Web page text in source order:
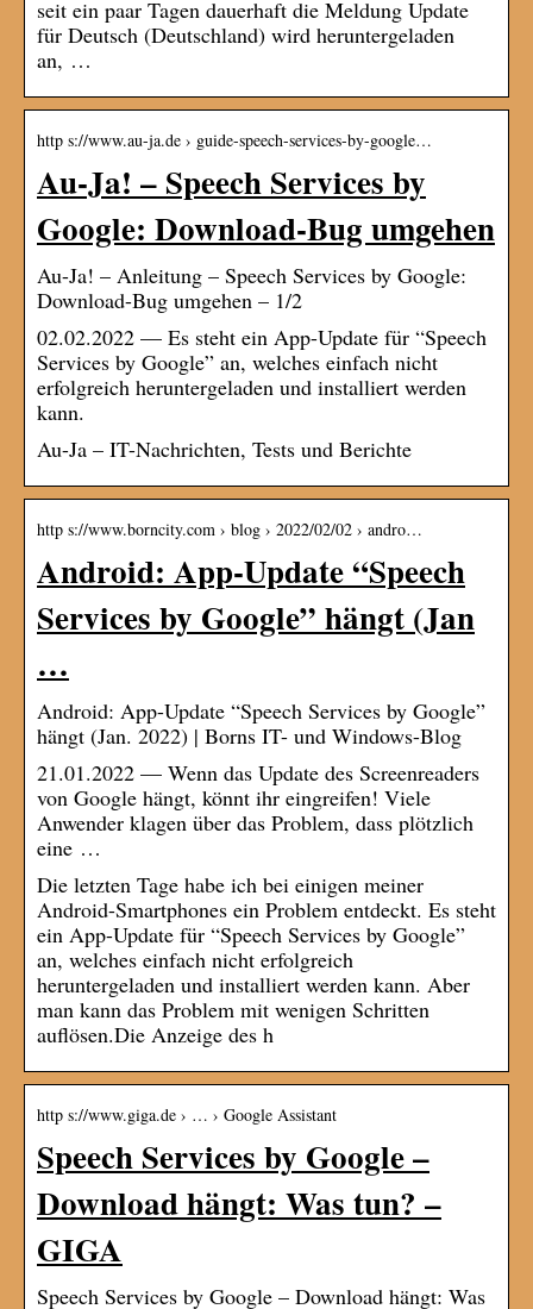
seit ein paar Tagen dauerhaft die Meldung Update
für Deutsch (Deutschland) wird heruntergeladen
an, …
http s://www.au-ja.de › guide-speech-services-by-google…
Au-Ja! – Speech Services by
Google: Download-Bug umgehen
Au-Ja! – Anleitung – Speech Services by Google:
Download-Bug umgehen – 1/2
02.02.2022 — Es steht ein App-Update für “Speech
Services by Google” an, welches einfach nicht
erfolgreich heruntergeladen und installiert werden
kann.
Au-Ja – IT-Nachrichten, Tests und Berichte
http s://www.borncity.com › blog › 2022/02/02 › andro…
Android: App-Update “Speech
Services by Google” hängt (Jan
…
Android: App-Update “Speech Services by Google”
hängt (Jan. 2022) | Borns IT- und Windows-Blog
21.01.2022 — Wenn das Update des Screenreaders
von Google hängt, könnt ihr eingreifen! Viele
Anwender klagen über das Problem, dass plötzlich
eine …
Die letzten Tage habe ich bei einigen meiner
Android-Smartphones ein Problem entdeckt. Es steht
ein App-Update für “Speech Services by Google”
an, welches einfach nicht erfolgreich
heruntergeladen und installiert werden kann. Aber
man kann das Problem mit wenigen Schritten
auflösen.Die Anzeige des h
http s://www.giga.de › … › Google Assistant
Speech Services by Google –
Download hängt: Was tun? –
GIGA
Speech Services by Google – Download hängt: Was